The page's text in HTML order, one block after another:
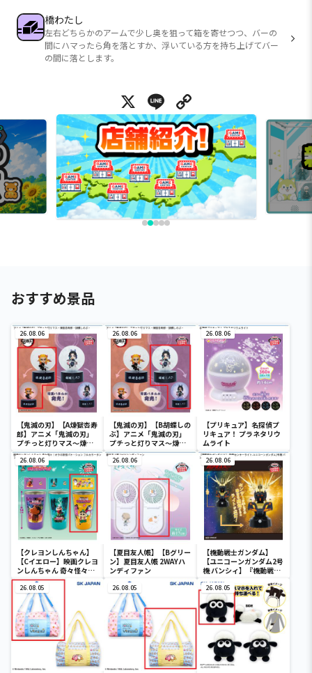
橋わたし
左右どちらかのアームで少し奥を狙って箱を寄せつつ、バーの
間にハマったら角を落とすか、浮いている方を持ち上げてバー
の間に落とします。
X Line
おすすめ景品
26.08.06
【鬼滅の刃】【A煉獄杏寿
郎】アニメ「鬼滅の刃」
プチっと灯りマス～煉獄
杏寿郎・胡蝶しのぶ～
26.08.06
【鬼滅の刃】【B胡蝶しの
ぶ】アニメ「鬼滅の刃」
プチっと灯りマス～煉獄
杏寿郎・胡蝶しのぶ～
26.08.06
【プリキュア】名探偵プ
リキュア！ プラネタリウ
ムライト
26.08.06
【クレヨンしんちゃん】
【Cイエロー】映画クレヨ
ンしんちゃん 奇々怪々！
オラの妖怪バケ～ション
フルカラータンブラー
26.08.06
【夏目友人帳】【Bグリー
ン】夏目友人帳 2WAYハ
ンディファン
26.08.06
【機動戦士ガンダム】
【ユニコーンガンダム2号
機 バンシィ】『機動戦士
ーライト-ユニコーンガン
ダム2号機 バンシィ（デ
ストロイモード）-
26.08.05 26.08.05 26.08.05